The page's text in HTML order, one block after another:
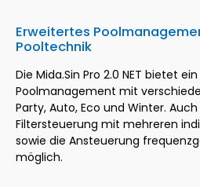
Erweitertes
Pooltechnik
Die Mida.Sin Pro 2.0 NET bietet
Poolmanagement mit
Party, Auto, Eco und Winter.
Filtersteuerung mit mehreren
sowie die Ansteuerung
möglich.